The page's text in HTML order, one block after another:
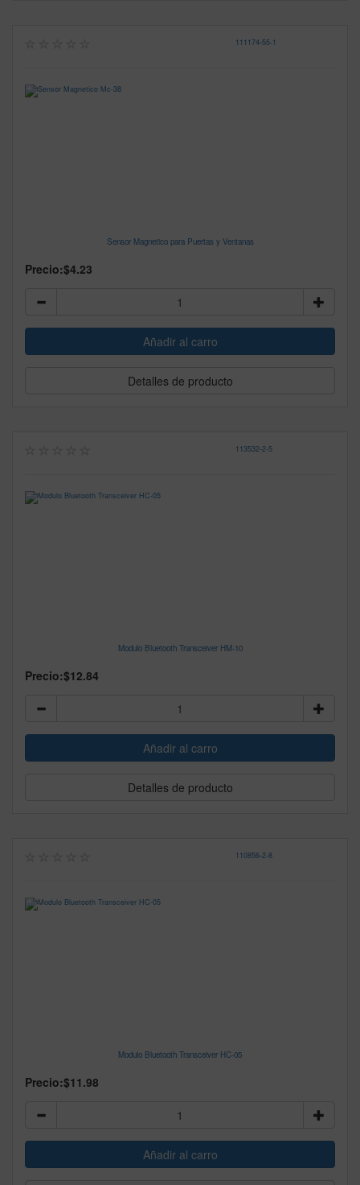
111174-55-1
Sensor Magnetico para Puertas y Ventanas
Precio:$4.23
Detalles de producto
113532-2-5
Modulo Bluetooth Transceiver HM-10
Precio:$12.84
Detalles de producto
110856-2-8
Modulo Bluetooth Transceiver HC-05
Precio:$11.98